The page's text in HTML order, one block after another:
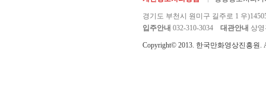
경기도 부천시 원미구 길주로 1 우
입주안내 032-310-3034 대관안내 상영
Copyright© 2013. 한국만화영상진흥원.